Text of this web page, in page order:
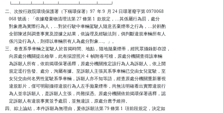
    └──┴───┴───┴────┴──────┴─────┴────┘
二、次按行政院環境保護署（下稱環保署）97  年 9  月 24 日環署廢字第 0970068
    068 號函：「依據廢棄物清理法第 27 條第 1  款規定，…其係屬行為罰，處分
    對象應為實際行為人，…對於行駛中車輛駕駛人隨意丟棄煙蒂之行為，…於斟酌
    全部陳述與調查事實及證據之結果，依論理及經驗法則，倘判斷違規車輛所有人
    係污染行為人，則得以車輛所有人為處分對象…。」。
三、卷查系爭車輛之駕駛人於首揭時間、地點，隨地拋棄煙蒂，經民眾攝錄影存證，
    向原處分機關提出檢舉，此有採證照片 4  幀附卷可稽，原處分機關查得該車輛
    為訴願人所有，依前揭環保署函釋，原處分機關推定該行為人為訴願人，依上開
    規定逕行告發、處分，洵屬有據。至訴願人主張其系爭車輛已交由女兒駕駛，至
    女兒交由何名男性駕駛系爭車輛，訴願人亦不知等語，經查原處分機關重新審視
    違規影片，僅可明顯攝得違規行為人左手拋棄煙蒂，尚無法明確看出實際違規行
    為人並非訴願人，是訴願人主張，尚難採憑。原處分機關依前揭環保署函釋，認
    定訴願人有違規事實並予處罰，並無違誤，原處分應予維持。
四、綜上論結，本件訴願為無理由，爰依訴願法第 79 條第 1  項前段規定，決定如